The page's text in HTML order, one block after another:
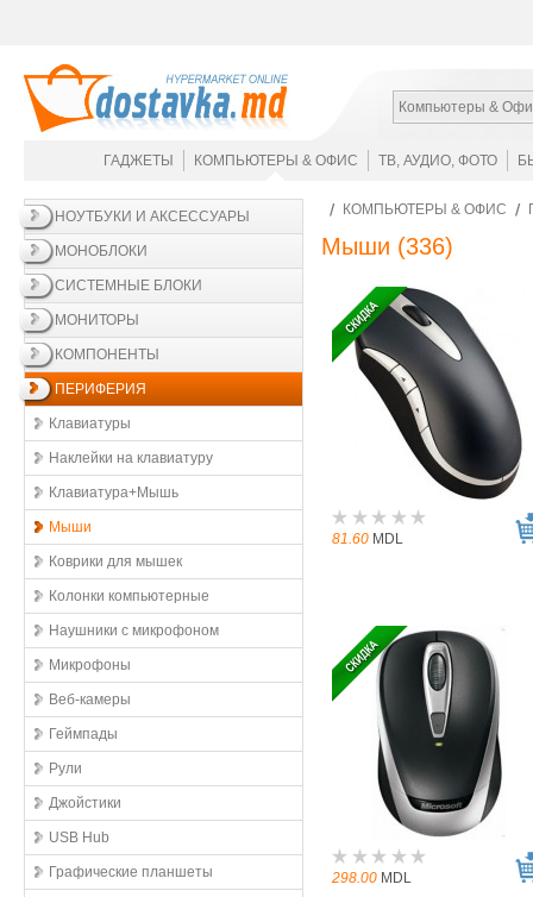
Компьютеры &
ГАДЖЕТЫ КОМПЬЮТЕРЫ & ОФИС ТВ, АУДИО, ФОТО
НОУТБУКИ И АКСЕССУАРЫ
МОНОБЛОКИ
СИСТЕМНЫЕ БЛОКИ
МОНИТОРЫ
КОМПОНЕНТЫ
ПЕРИФЕРИЯ
Клавиатуры
Наклейки на клавиатуру
Клавиатура+Мышь
Мыши
Коврики для мышек
Колонки компьютерные
Наушники с микрофоном
Микрофоны
Веб-камеры
Геймпады
Рули
Джойстики
USB Hub
Графические планшеты
КОМПЬЮТЕРЫ & ОФИС
Мыши (336)
81.60 MDL
298.00 MDL